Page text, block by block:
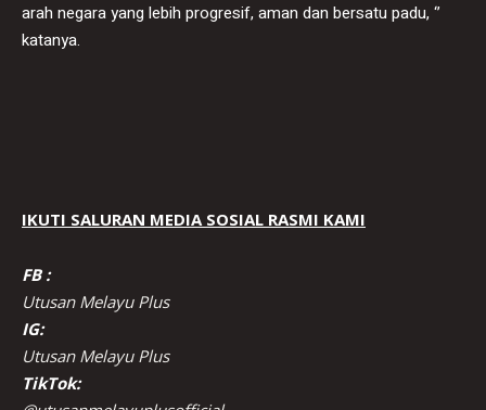
arah negara yang lebih progresif, aman dan bersatu padu, ‘’
katanya.
IKUTI SALURAN MEDIA SOSIAL RASMI KAMI
FB :
Utusan Melayu Plus
IG:
Utusan Melayu Plus
TikTok: